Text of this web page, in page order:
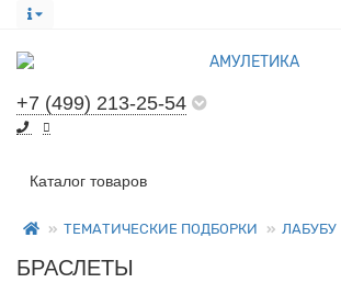
+7 (499) 213-25-54
Все категории
Каталог товаров
ТЕМАТИЧЕСКИЕ ПОДБОРКИ ЛАБУБУ
БРАСЛЕТЫ